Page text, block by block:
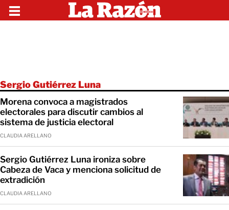
Sergio Gutiérrez Luna
Morena convoca a magistrados
electorales para discutir cambios al
sistema de justicia electoral
CLAUDIA ARELLANO
Sergio Gutiérrez Luna ironiza sobre
Cabeza de Vaca y menciona solicitud de
extradición
CLAUDIA ARELLANO